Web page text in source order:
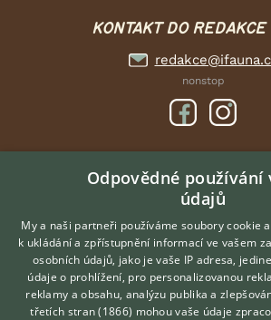
KONTAKT DO REDAKCE
nonstop
DOMOVSKÁ STRÁNKA
INZERCE
DISKUSE
ČLÁNKY
O nás
KontaktHledáte
Odpovědné používání
údajů
My a naši partneři používáme soubory cookie
k ukládání a zpřístupnění informací ve vašem
osobních údajů, jako je vaše IP adresa,
údaje o prohlížení, pro personalizovanou
reklamy a obsahu, analýzu publika a
třetích stran (1866) mohou vaše údaje